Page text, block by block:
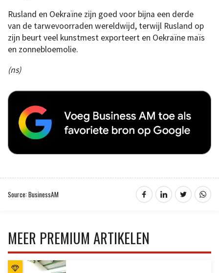
Rusland en Oekraïne zijn goed voor bijna een derde
van de tarwevoorraden wereldwijd, terwijl Rusland op
zijn beurt veel kunstmest exporteert en Oekraïne maïs
en zonnebloemolie.
(ns)
Source: BusinessAM
MEER PREMIUM ARTIKELEN